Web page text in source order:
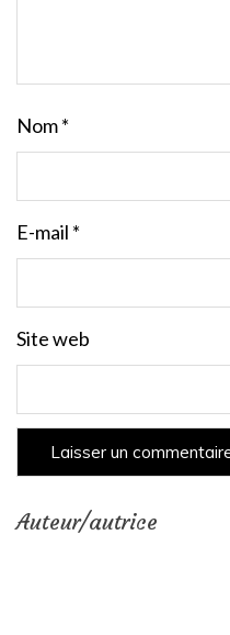
Nom*
E-mail *
Site web
Auteur/autrice